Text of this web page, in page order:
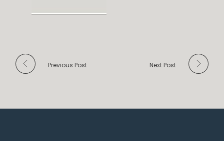
Previous Post Next Post